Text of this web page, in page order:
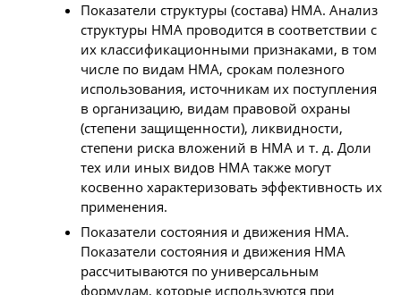
Показатели структуры (состава) НМА. Анализ
структуры НМА проводится в соответствии с
их классификационными признаками, в том
числе по видам НМА, срокам полезного
использования, источникам их поступления
в организацию, видам правовой охраны
(степени защищенности), ликвидности,
степени риска вложений в НМА и т. д. Доли
тех или иных видов НМА также могут
косвенно характеризовать эффективность их
применения.
Показатели состояния и движения НМА.
Показатели состояния и движения НМА
рассчитываются по универсальным
формулам, которые используются при